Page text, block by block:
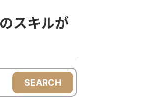
スキルが
SEARCH